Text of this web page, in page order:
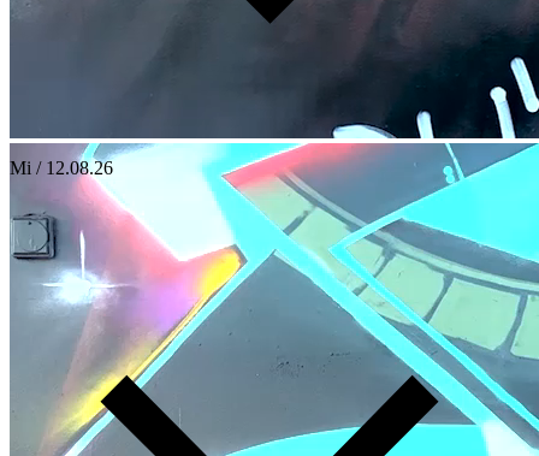
Mi / 12.08.26